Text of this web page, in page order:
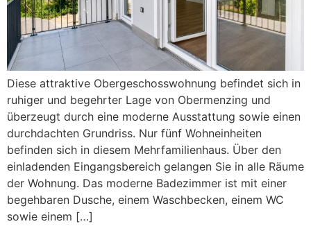
Diese attraktive Obergeschosswohnung befindet sich in
ruhiger und begehrter Lage von Obermenzing und
überzeugt durch eine moderne Ausstattung sowie einen
durchdachten Grundriss. Nur fünf Wohneinheiten
befinden sich in diesem Mehrfamilienhaus. Über den
einladenden Eingangsbereich gelangen Sie in alle Räume
der Wohnung. Das moderne Badezimmer ist mit einer
begehbaren Dusche, einem Waschbecken, einem WC
sowie einem […]